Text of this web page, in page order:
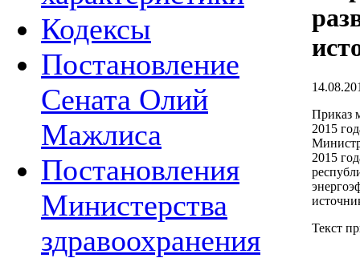
Кодексы
Постановление
Сената Олий
Мажлиса
Постановления
Министерства
здравоохранения
Приказ
2015
2015
Текст